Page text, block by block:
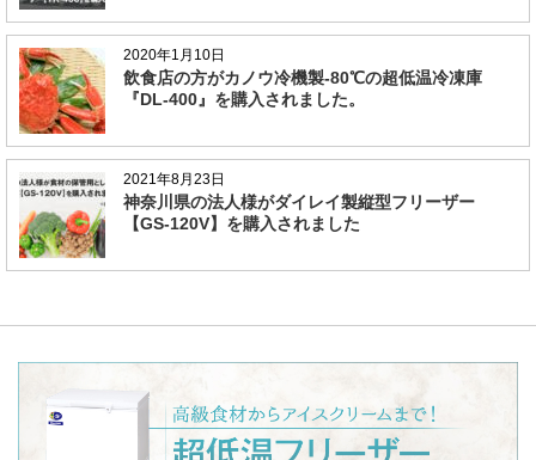
2020年1月10日
飲食店の方がカノウ冷機製-80℃の超低温冷凍庫
『DL-400』を購入されました。
2021年8月23日
神奈川県の法人様がダイレイ製縦型フリーザー
【GS-120V】を購入されました